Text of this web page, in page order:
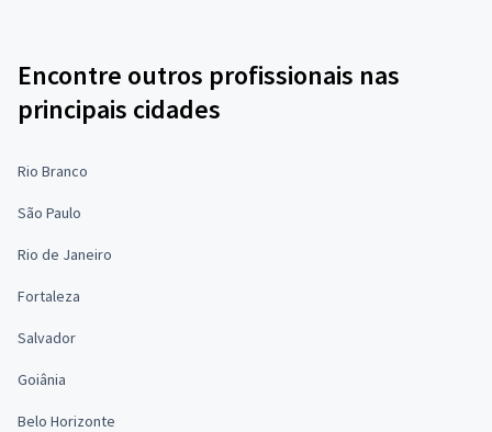
Encontre outros profissionais nas
principais cidades
Rio Branco
São Paulo
Rio de Janeiro
Fortaleza
Salvador
Goiânia
Belo Horizonte